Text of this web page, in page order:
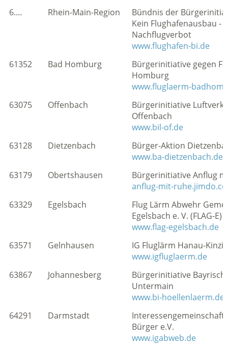
6....
Rhein-Main-Region
Bündnis der
Kein Flughafenausbau -
Nachflugverbot
www.flughafen-bi.de
61352
Bad Homburg
Bürgerinitiative gegen
Homburg
www.fluglaerm-
63075
Offenbach
Bürgerinitiative
Offenbach
www.bil-of.de
63128
Dietzenbach
Bürger-Aktion
www.ba-dietzenbach.de
63179
Obertshausen
Bürgerinitiative Anflug
anflug-mit-
63329
Egelsbach
Flug Lärm Abwehr
Egelsbach e. V. (FLAG-E)
www.flag-egelsbach.de
63571
Gelnhausen
IG Fluglärm Hanau-
www.igfluglaerm.de
63867
Johannesberg
Bürgerinitiative
Untermain
www.bi-hoellenlaerm.de
64291
Darmstadt
Interessengemeinschaft
Bürger e.V.
www.igabweb.de